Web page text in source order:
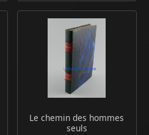
Le chemin des hommes
seuls